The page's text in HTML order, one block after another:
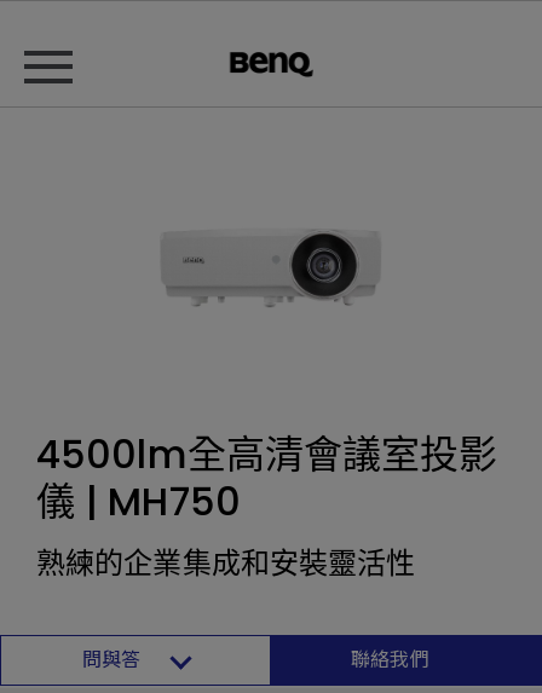
4500lm全高清會議室投影
儀 | MH750
熟練的企業集成和安裝靈活性
問與答 聯絡我們